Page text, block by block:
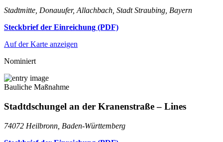
Stadtmitte, Donauufer, Allachbach, Stadt Straubing, Bayern
Steckbrief der Einreichung (PDF)
Auf der Karte anzeigen
Nominiert
Bauliche Maßnahme
Stadtdschungel an der Kranenstraße – Lines
74072 Heilbronn, Baden-Württemberg